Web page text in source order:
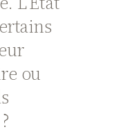
ou